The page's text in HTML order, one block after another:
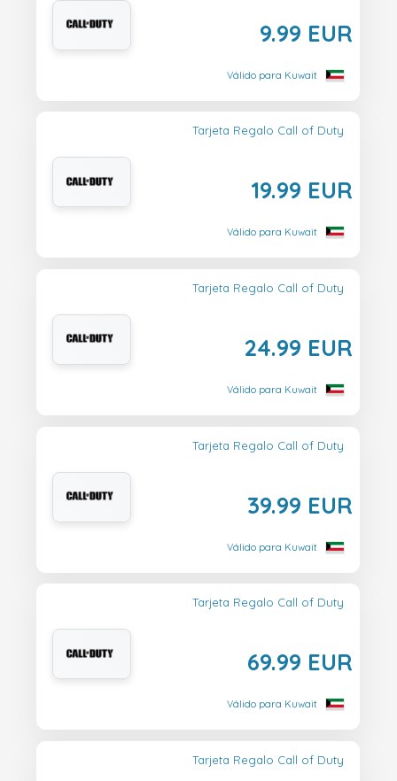
9.99 EUR
Válido para Kuwait
Tarjeta Regalo Call of Duty
19.99 EUR
Válido para Kuwait
Tarjeta Regalo Call of Duty
24.99 EUR
Válido para Kuwait
Tarjeta Regalo Call of Duty
39.99 EUR
Válido para Kuwait
Tarjeta Regalo Call of Duty
69.99 EUR
Válido para Kuwait
Tarjeta Regalo Call of Duty